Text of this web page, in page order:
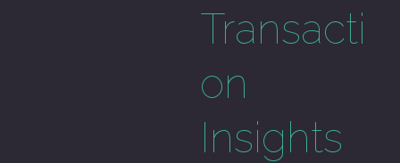
Transacti
on
Insights